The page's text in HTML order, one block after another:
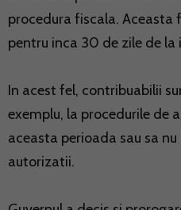
procedura fiscala.
pentru inca 30 de zile de
In acest fel, contribuabilii
exemplu, la procedurile de
aceasta perioada sau sa
autorizatii.